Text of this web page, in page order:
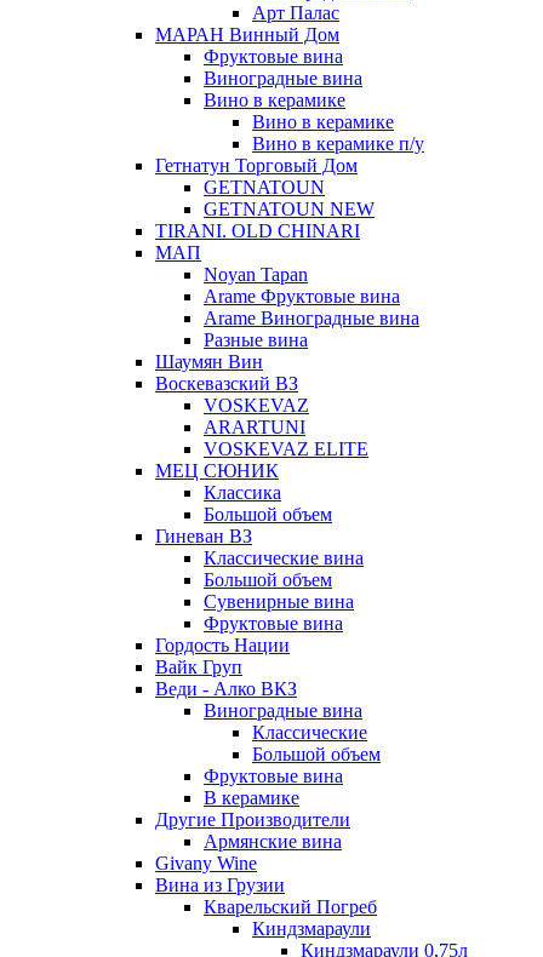
Арт Палас
МАРАН Винный Дом
Фруктовые вина
Виноградные вина
Вино в керамике
Вино в керамике
Вино в керамике п/у
Гетнатун Торговый Дом
GETNATOUN
GETNATOUN NEW
TIRANI. OLD CHINARI
МАП
Noyan Tapan
Arame Фруктовые вина
Arame Виноградные вина
Разные вина
Шаумян Вин
Воскевазский ВЗ
VOSKEVAZ
ARARTUNI
VOSKEVAZ ELITE
МЕЦ СЮНИК
Классика
Большой объем
Гиневан ВЗ
Классические вина
Большой объем
Сувенирные вина
Фруктовые вина
Гордость Нации
Вайк Груп
Веди - Алко ВКЗ
Виноградные вина
Классические
Большой объем
Фруктовые вина
В керамике
Другие Производители
Армянские вина
Givany Wine
Вина из Грузии
Кварельский Погреб
Киндзмараули
Киндзмараули 0,75л